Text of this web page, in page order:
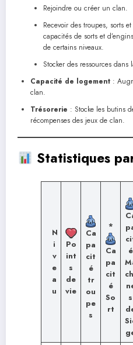
Rejoindre ou créer un clan.
Recevoir des troupes, sorts
capacités de sorts et
de certains niveaux.
Stocker des ressources dans
Capacité de logement :
clan.
Trésorerie : Stocke les butins
récompenses des jeux de clan.
Statistiques
N
i
v
e
a
u
Po
int
s
de
vie
Ca
pa
cit
é
tr
ou
pe
s
*
Ca
pa
cit
é
So
rt
é
s